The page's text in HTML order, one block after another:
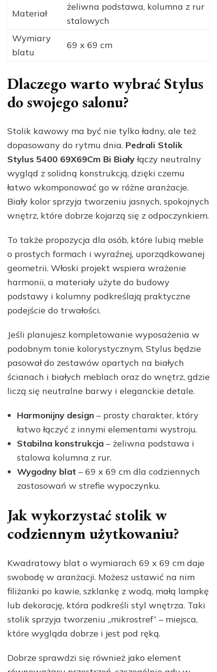
Materiał
żeliwna podstawa, kolumna z rur
stalowych
Wymiary
blatu
69 x 69 cm
Dlaczego warto wybrać Stylus
do swojego salonu?
Stolik kawowy ma być nie tylko ładny, ale też
dopasowany do rytmu dnia. Pedrali Stolik
Stylus 5400 69X69Cm Bi Białyłączy neutralny
wygląd z solidną konstrukcją, dzięki czemu
łatwo wkomponować go w różne aranżacje.
Biały kolor sprzyja tworzeniu jasnych, spokojnych
wnętrz, które dobrze kojarzą się z odpoczynkiem.
To także propozycja dla osób, które lubią meble
o prostych formach i wyraźnej, uporządkowanej
geometrii. Włoski projekt wspiera wrażenie
harmonii, a materiały użyte do budowy
podstawy i kolumny podkreślają praktyczne
podejście do trwałości.
Jeśli planujesz kompletowanie wyposażenia w
podobnym tonie kolorystycznym, Stylus będzie
pasował do zestawów opartych na białych
ścianach i białych meblach oraz do wnętrz, gdzie
liczą się neutralne barwy i eleganckie detale.
Harmonijny design – prosty charakter, który
łatwo łączyć z innymi elementami wystroju.
Stabilna konstrukcja – żeliwna podstawa i
stalowa kolumna z rur.
Wygodny blat – 69 x 69 cm dla codziennych
zastosowań w strefie wypoczynku.
Jak wykorzystać stolik w
codziennym użytkowaniu?
Kwadratowy blat o wymiarach 69 x 69 cm daje
swobodę w aranżacji. Możesz ustawić na nim
filiżanki po kawie, szklankę z wodą, małą lampkę
lub dekorację, która podkreśli styl wnętrza. Taki
stolik sprzyja tworzeniu „mikrostref” – miejsca,
które wygląda dobrze i jest pod ręką.
Dobrze sprawdzi się również jako element